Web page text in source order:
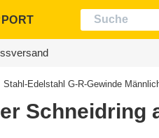
Stahl-Edelstahl G-R-Gewinde
Schneidring